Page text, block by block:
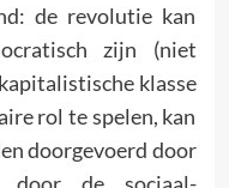
de revolutie kan
zijn (niet
klasse
rol te spelen, kan
doorgevoerd door